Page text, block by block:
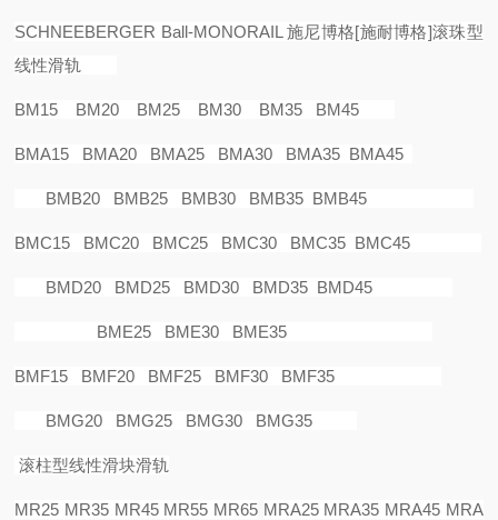
SCHNEEBERGER Ball-MONORAIL施尼博格[施耐博格]滚珠型
线性滑轨
BM15 BM20 BM25 BM30 BM35 BM45
BMA15 BMA20 BMA25 BMA30 BMA35 BMA45
BMB20 BMB25 BMB30 BMB35 BMB45
BMC15 BMC20 BMC25 BMC30 BMC35 BMC45
BMD20 BMD25 BMD30 BMD35 BMD45
BME25 BME30 BME35
BMF15 BMF20 BMF25 BMF30 BMF35
BMG20 BMG25 BMG30 BMG35
滚柱型线性滑块滑轨
MR25 MR35 MR45 MR55 MR65 MRA25 MRA35 MRA45 MRA